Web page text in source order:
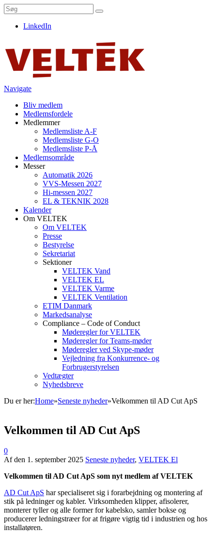
LinkedIn
Navigate
Bliv medlem
Medlemsfordele
Medlemmer
Medlemsliste A-F
Medlemsliste G-O
Medlemsliste P-Å
Medlemsområde
Messer
Automatik 2026
VVS-Messen 2027
Hi-messen 2027
EL & TEKNIK 2028
Kalender
Om VELTEK
Om VELTEK
Presse
Bestyrelse
Sekretariat
Sektioner
VELTEK Vand
VELTEK EL
VELTEK Varme
VELTEK Ventilation
ETIM Danmark
Markedsanalyse
Compliance – Code of Conduct
Møderegler for VELTEK
Møderegler for Teams-møder
Møderegler ved Skype-møder
Vejledning fra Konkurrence- og
Forbrugerstyrelsen
Vedtægter
Nyhedsbreve
Du er her:Home»Seneste nyheder»Velkommen til AD Cut ApS
Velkommen til AD Cut ApS
0
Afden 1. september 2025 Seneste nyheder, VELTEK El
Velkommen til AD Cut ApS som nyt medlem af VELTEK
AD Cut ApS har specialiseret sig i forarbejdning og montering af
stik på ledninger og kabler. Virksomheden klipper, afisolerer,
monterer tyller og alle former for kabelsko, samler bokse og
producerer ledningstræer for at frigøre vigtig tid i industrien og hos
installatøren.